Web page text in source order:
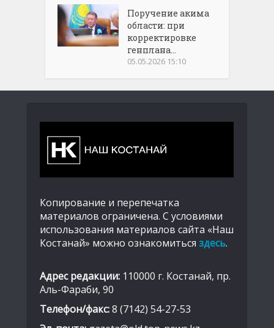
Поручение акима
области: при
корректировке
генплана...
05.05.2026 15:10
Копирование и перепечатка
материалов ограничена. С условиями
использования материалов сайта «Наш
Костанай» можно ознакомиться здесь.
Адрес редакции: 110000 г. Костанай, пр.
Аль-Фараби, 90
Телефон/факс:8 (7142) 54-27-53